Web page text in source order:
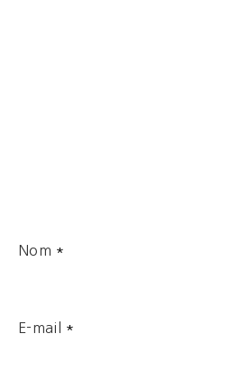
Nom *
E-mail *